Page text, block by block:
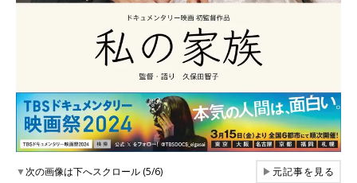
▼次の画像は下へスクロール (5/6) ▶元記事を見る